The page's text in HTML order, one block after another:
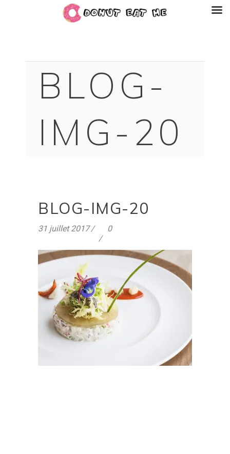
BLOG-
IMG-20
BLOG-IMG-20
31 juillet 2017 0